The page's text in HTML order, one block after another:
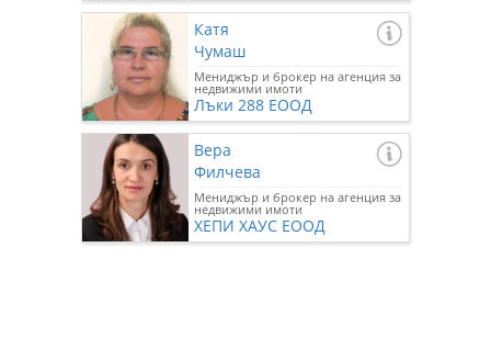
Катя
Чумаш
Мениджър и брокер на агенция за
недвижими имоти
Лъки 288 ЕООД
Вера
Филчева
Мениджър и брокер на агенция за
недвижими имоти
ХЕПИ ХАУС ЕООД